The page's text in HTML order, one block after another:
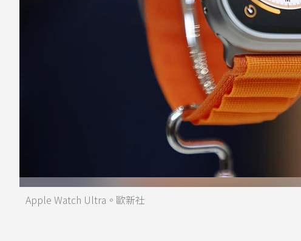
Apple Watch Ultra。歐新社